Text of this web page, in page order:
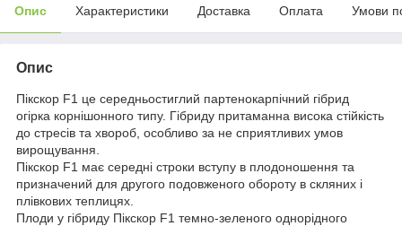
Опис Характеристики Доставка Оплата Умови
Опис
Пікскор F1 це середньостиглий партенокарпічний гібрид
огірка корнішонного типу. Гібриду притаманна висока стійкість
до стресів та хвороб, особливо за не сприятливих умов
вирощування.
Пікскор F1 має середні строки вступу в плодоношення та
призначений для другого подовженого обороту в скляних і
плівкових теплицях.
Плоди у гібриду Пікскор F1 темно-зеленого однорідного